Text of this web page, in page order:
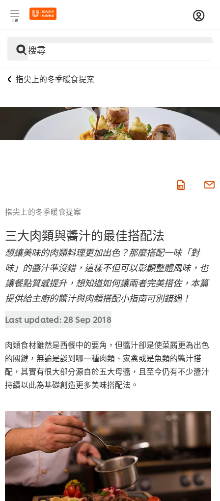
目錄
搜尋
指尖上的冬季暖食提案
指尖上的冬季暖食提案
三大肉類與醬汁的最佳搭配法
想讓美味的肉類料理更加出色？那麼搭配一味「對
味」的醬汁準沒錯，這樣不但可以彰顯整體風味，也
讓餐點質感提升，想知道如何讓兩者完美搭佐，本篇
提供給主廚的醬汁與肉類搭配小指南可別錯過！
Last updated: 28 Sep 2018
肉類食材雖然是西餐中的要角，但醬汁卻是使菜餚更為出色
的關鍵，無論是談到哪一種肉類、家禽或是魚類的醬汁搭
配，其實有很大部分源自於五大母醬，且至今仍有不少醬汁
持續以此為基礎創造更多美味搭配法。